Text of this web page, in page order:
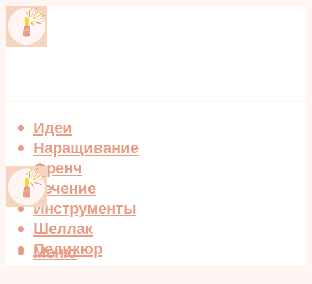
Идеи
Наращивание
Френч
Лечение
Инструменты
Шеллак
Педикюр
Меню